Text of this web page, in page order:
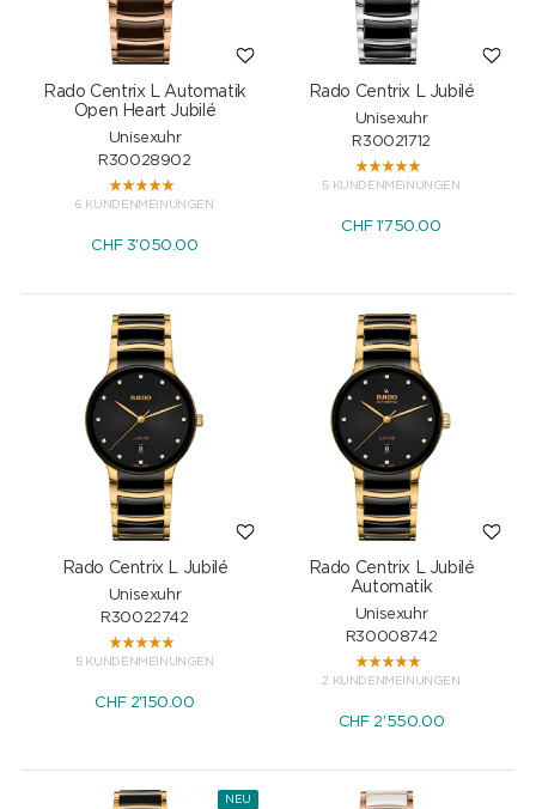
Rado Centrix L Automatik
Open Heart Jubilé
Unisexuhr
R30028902
6 KUNDENMEINUNGEN
CHF3'050.00
Rado Centrix L Jubilé
Unisexuhr
R30021712
5 KUNDENMEINUNGEN
CHF1'750.00
Rado Centrix L Jubilé
Unisexuhr
R30022742
5 KUNDENMEINUNGEN
CHF2'150.00
Rado Centrix L Jubilé
Automatik
Unisexuhr
R30008742
2 KUNDENMEINUNGEN
CHF2'550.00
NEU